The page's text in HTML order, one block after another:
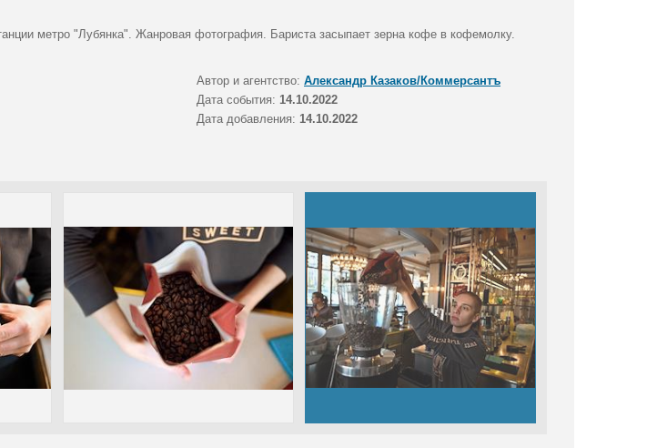
метро "Лубянка". Жанровая фотография. Бариста засыпает зерна кофе в кофемолку.
Автор и агентство: Александр Казаков/Коммерсантъ
Дата события: 14.10.2022
Дата добавления: 14.10.2022